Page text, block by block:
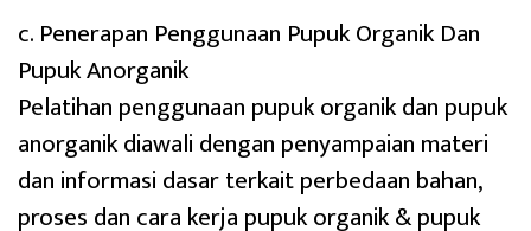
c. Penerapan Penggunaan Pupuk Organik Dan
Pupuk Anorganik
Pelatihan penggunaan pupuk organik dan pupuk
anorganik diawali dengan penyampaian materi
dan informasi dasar terkait perbedaan bahan,
proses dan cara kerja pupuk organik & pupuk